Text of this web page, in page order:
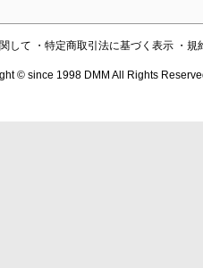
して ・特定商取引法に基づく表示 ・規
© since 1998 DMM All Rights